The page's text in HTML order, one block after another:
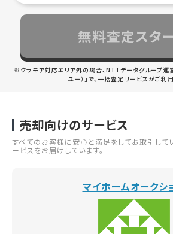
無料査定スタ
※クラモア対応エリア外の場合、NTTデータグループ運
ユー）」で、一括査定サービスがご利
売却向けのサービス
すべてのお客様に安心と満足をしてお取引して
ービスをお届けしています。
マイホームオークシ